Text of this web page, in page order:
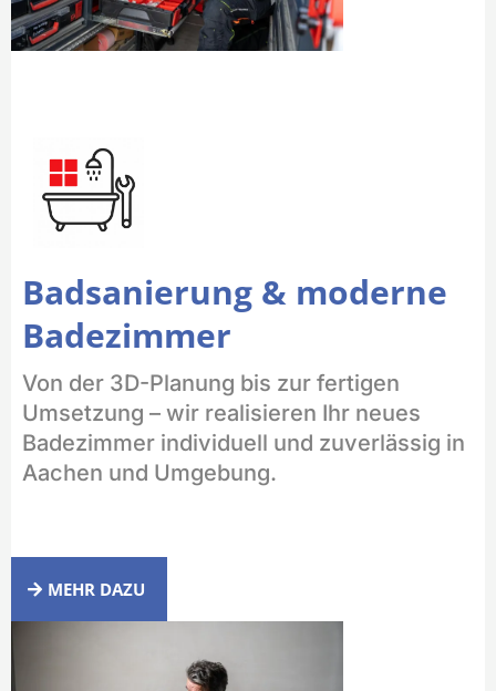
Badsanierung & moderne
Badezimmer
Von der 3D-Planung bis zur fertigen
Umsetzung – wir realisieren Ihr neues
Badezimmer individuell und zuverlässig in
Aachen und Umgebung.
MEHR DAZU